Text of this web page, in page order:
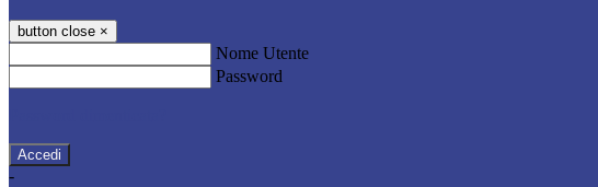
button close ×
Nome Utente
Password
-